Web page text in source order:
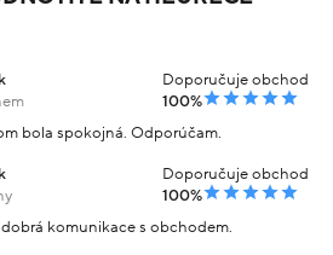
Doporučuje obchod
100%
bola spokojná. Odporúčam.
Doporučuje obchod
100%
komunikace s obchodem.